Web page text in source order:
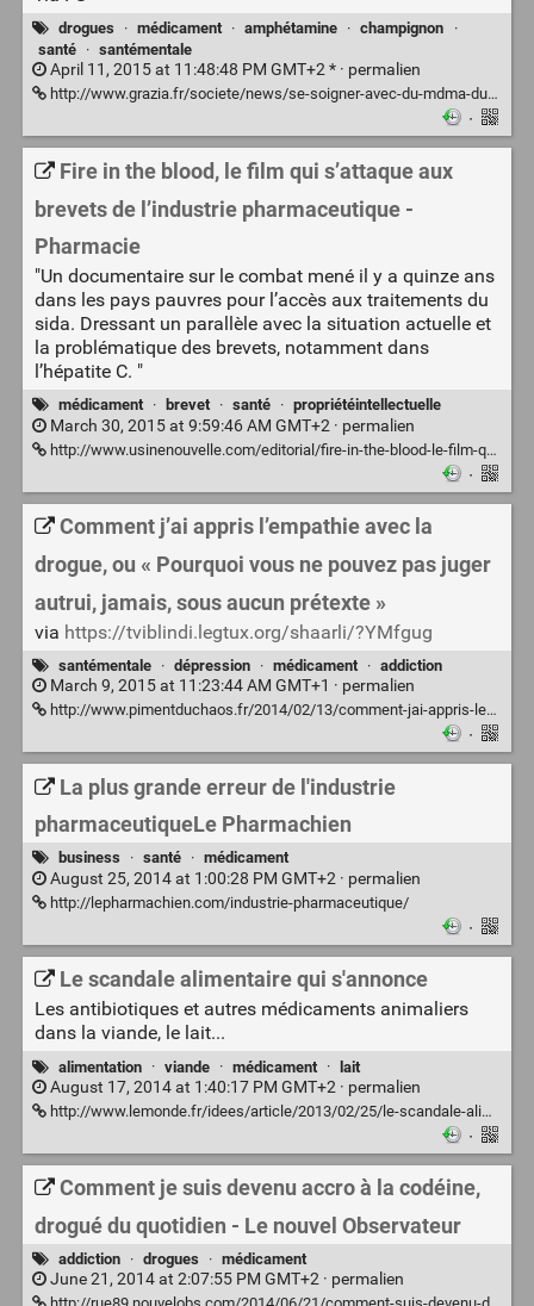
drogues · médicament · amphétamine · champignon
·
santé
· santémentale
April 11, 2015 at 11:48:48 PM GMT+2 * · permalien
http://www.grazia.fr/societe/news/se-soigner-avec-du-mdma-du-lsd-ou-des-champignons-magiques-oui-c-est-possible-752944
·
Fire in the blood, le film qui s’attaque aux
brevets de l’industrie pharmaceutique -
Pharmacie
"Un documentaire sur le combat mené il y a quinze ans
dans les pays pauvres pour l’accès aux traitements du
sida. Dressant un parallèle avec la situation actuelle et
la problématique des brevets, notamment dans
l’hépatite C. "
médicament · brevet · santé · propriétéintellectuelle
March 30, 2015 at 9:59:46 AM GMT+2 · permalien
http://www.usinenouvelle.com/editorial/fire-in-the-blood-le-film-qui-s-attaque-aux-brevets-de-l-industrie-pharmaceutique.N321524
·
Comment j’ai appris l’empathie avec la
drogue, ou « Pourquoi vous ne pouvez pas juger
autrui, jamais, sous aucun prétexte »
via https://tviblindi.legtux.org/shaarli/?YMfgug
santémentale · dépression · médicament · addiction
March 9, 2015 at 11:23:44 AM GMT+1 · permalien
http://www.pimentduchaos.fr/2014/02/13/comment-jai-appris-lempathie-avec-la-drogue-ou-pourquoi-vous-ne-pouvez-pas-juger-autrui-jamais-sous-aucun-pretexte/
·
La plus grande erreur de l'industrie
pharmaceutiqueLe Pharmachien
business · santé · médicament
August 25, 2014 at 1:00:28 PM GMT+2 · permalien
http://lepharmachien.com/industrie-pharmaceutique/
·
Le scandale alimentaire qui s'annonce
Les antibiotiques et autres médicaments animaliers
dans la viande, le lait...
alimentation · viande · médicament · lait
August 17, 2014 at 1:40:17 PM GMT+2 · permalien
http://www.lemonde.fr/idees/article/2013/02/25/le-scandale-alimentaire-qui-s-annonce_1838402_3232.html
·
Comment je suis devenu accro à la codéine,
drogué du quotidien - Le nouvel Observateur
addiction · drogues · médicament
June 21, 2014 at 2:07:55 PM GMT+2 · permalien